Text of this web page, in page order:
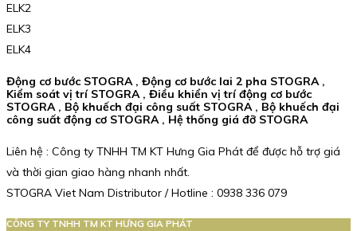
ELK2
ELK3
ELK4
Động cơ bước STOGRA , Động cơ bước lai 2 pha STOGRA ,
Kiểm soát vị trí STOGRA , Điều khiển vị trí động cơ bước
STOGRA , Bộ khuếch đại công suất STOGRA , Bộ khuếch đại
công suất động cơ STOGRA , Hệ thống giá đỡ STOGRA
Liên hệ : Công ty TNHH TM KT Hưng Gia Phát để được hỗ trợ giá
và thời gian giao hàng nhanh nhất.
STOGRA Viet Nam Distributor / Hotline : 0938 336 079
CÔNG TY TNHH TM KT HƯNG GIA PHÁT